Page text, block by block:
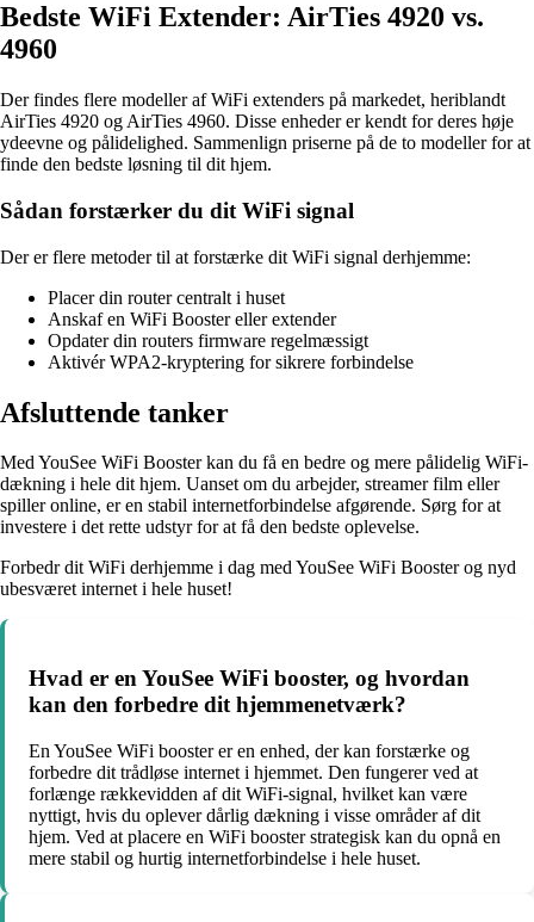
Bedste WiFi Extender: AirTies 4920 vs.
4960
Der findes flere modeller af WiFi extenders på markedet, heriblandt
AirTies 4920 og AirTies 4960. Disse enheder er kendt for deres høje
ydeevne og pålidelighed. Sammenlign priserne på de to modeller for at
finde den bedste løsning til dit hjem.
Sådan forstærker du dit WiFi signal
Der er flere metoder til at forstærke dit WiFi signal derhjemme:
Placer din router centralt i huset
Anskaf en WiFi Booster eller extender
Opdater din routers firmware regelmæssigt
Aktivér WPA2-kryptering for sikrere forbindelse
Afsluttende tanker
Med YouSee WiFi Booster kan du få en bedre og mere pålidelig WiFi-
dækning i hele dit hjem. Uanset om du arbejder, streamer film eller
spiller online, er en stabil internetforbindelse afgørende. Sørg for at
investere i det rette udstyr for at få den bedste oplevelse.
Forbedr dit WiFi derhjemme i dag med YouSee WiFi Booster og nyd
ubesværet internet i hele huset!
Hvad er en YouSee WiFi booster, og hvordan
kan den forbedre dit hjemmenetværk?
En YouSee WiFi booster er en enhed, der kan forstærke og
forbedre dit trådløse internet i hjemmet. Den fungerer ved at
forlænge rækkevidden af dit WiFi-signal, hvilket kan være
nyttigt, hvis du oplever dårlig dækning i visse områder af dit
hjem. Ved at placere en WiFi booster strategisk kan du opnå en
mere stabil og hurtig internetforbindelse i hele huset.